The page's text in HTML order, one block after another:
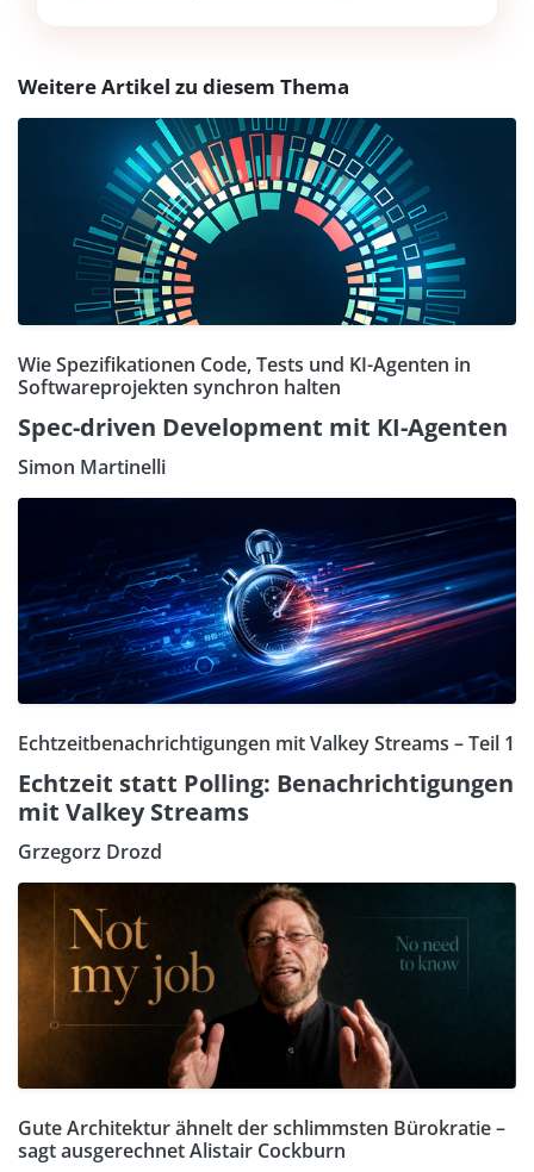
Weitere Artikel zu diesem Thema
Wie Spezifikationen Code, Tests und KI-Agenten in
Softwareprojekten synchron halten
Spec-driven Development mit KI-Agenten
Simon Martinelli
Echtzeitbenachrichtigungen mit Valkey Streams – Teil 1
Echtzeit statt Polling: Benachrichtigungen
mit Valkey Streams
Grzegorz Drozd
Gute Architektur ähnelt der schlimmsten Bürokratie –
sagt ausgerechnet Alistair Cockburn